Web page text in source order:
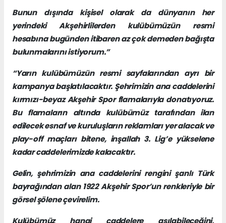
Bunun dışında kişisel olarak da dünyanın her
yerindeki Akşehirlilerden kulübümüzün resmi
hesabına bugünden itibaren az çok demeden bağışta
bulunmalarını istiyorum.”
“Yarın kulübümüzün resmi sayfalarından ayrı bir
kampanya başlatılacaktır. Şehrimizin ana caddelerini
kırmızı-beyaz Akşehir Spor flamalarıyla donatıyoruz.
Bu flamaların altında kulübümüz tarafından ilan
edilecek esnaf ve kuruluşların reklamları yer alacak ve
play-off maçları bitene, inşallah 3. Lig’e yükselene
kadar caddelerimizde kalacaktır.
Gelin, şehrimizin ana caddelerini rengini şanlı Türk
bayrağından alan 1922 Akşehir Spor’un renkleriyle bir
görsel şölene çevirelim.
Kulübümüz hangi caddelere asılabileceğini,